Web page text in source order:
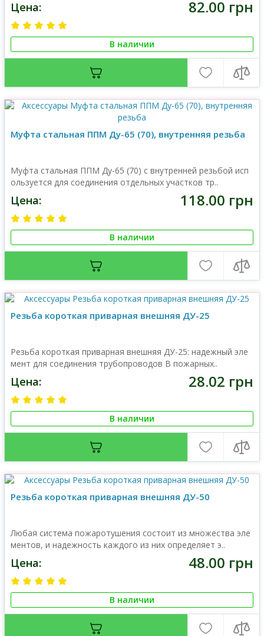
Цена: 82.00 грн
В наличии
Муфта стальная ППМ Ду-65 (70), внутренняя резьба
Муфта стальная ППМ Ду-65 (70) с внутренней резьбой исп
ользуется для соединения отдельных участков тр..
Цена: 118.00 грн
В наличии
Резьба короткая приварная внешняя ДУ-25
Резьба короткая приварная внешняя ДУ-25: надежный эле
мент для соединения трубопроводов В пожарных..
Цена: 28.02 грн
В наличии
Резьба короткая приварная внешняя ДУ-50
Любая система пожаротушения состоит из множества эле
ментов, и надежность каждого из них определяет э..
Цена: 48.00 грн
В наличии